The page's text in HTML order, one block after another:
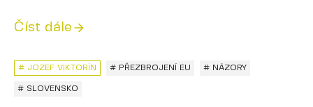
Číst dále
# PŘEZBROJENÍ EU
# JOZEF VIKTORÍN # NÁZORY
# SLOVENSKO